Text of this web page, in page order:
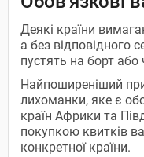
Деякі країни
а без відповідного
пустять на борт або
Найпоширеніший
лихоманки, яке є
країн Африки та
покупкою квитків
конкретної країни.